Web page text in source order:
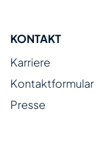
KONTAKT
Karriere
Kontaktformular
Presse